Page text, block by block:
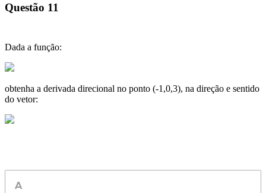
Questão 11
Dada a função:
obtenha a derivada direcional no ponto (-1,0,3), na direção e sentido
do vetor: